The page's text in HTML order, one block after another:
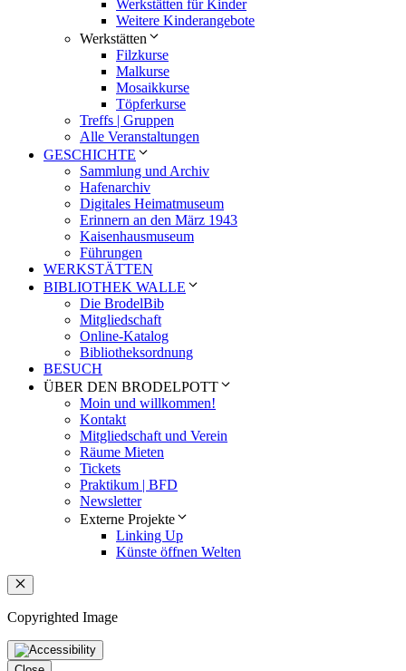
Werkstätten für Kinder
Weitere Kinderangebote
Werkstätten
Filzkurse
Malkurse
Mosaikkurse
Töpferkurse
Treffs | Gruppen
Alle Veranstaltungen
GESCHICHTE
Sammlung und Archiv
Hafenarchiv
Digitales Heimatmuseum
Erinnern an den März 1943
Kaisenhausmuseum
Führungen
WERKSTÄTTEN
BIBLIOTHEK WALLE
Die BrodelBib
Mitgliedschaft
Online-Katalog
Bibliotheksordnung
BESUCH
ÜBER DEN BRODELPOTT
Moin und willkommen!
Kontakt
Mitgliedschaft und Verein
Räume Mieten
Tickets
Praktikum | BFD
Newsletter
Externe Projekte
Linking Up
Künste öffnen Welten
Schließen
Copyrighted Image